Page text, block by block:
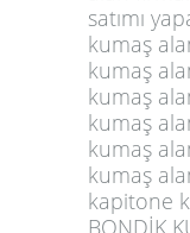
satımı
kumaş
kumaş
kumaş
kumaş
kumaş
kumaş
kapitone
BONDİK